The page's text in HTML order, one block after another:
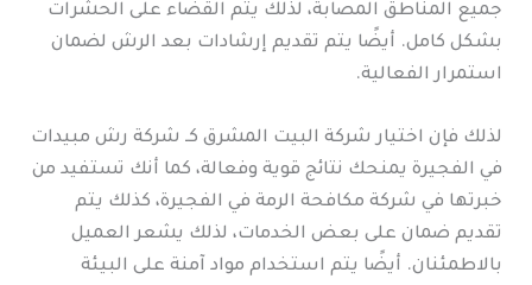
جميع المناطق المصابة، لذلك يتم القضاء على الحشرات
بشكل كامل. أيضًا يتم تقديم إرشادات بعد الرش لضمان
استمرار الفعالية.
لذلك فإن اختيار شركة البيت المشرق كـ شركة رش مبيدات
في الفجيرة يمنحك نتائج قوية وفعالة، كما أنك تستفيد من
خبرتها في شركة مكافحة الرمة في الفجيرة، كذلك يتم
تقديم ضمان على بعض الخدمات، لذلك يشعر العميل
بالاطمئنان. أيضًا يتم استخدام مواد آمنة على البيئة